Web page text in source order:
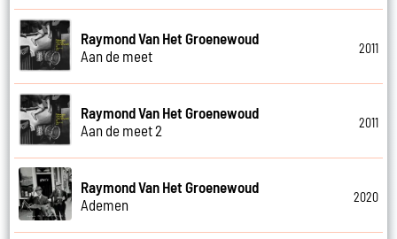
Raymond Van Het Groenewoud
Aan de meet
2011
Raymond Van Het Groenewoud
Aan de meet 2
2011
Raymond Van Het Groenewoud
Ademen
2020